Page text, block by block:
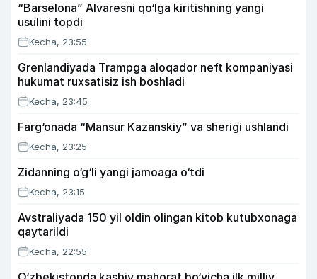
“Barselona” Alvaresni qo‘lga kiritishning yangi
usulini topdi
Kecha, 23:55
Grenlandiyada Trampga aloqador neft kompaniyasi
hukumat ruxsatisiz ish boshladi
Kecha, 23:45
Farg‘onada “Mansur Kazanskiy” va sherigi ushlandi
Kecha, 23:25
Zidanning o‘g‘li yangi jamoaga o‘tdi
Kecha, 23:15
Avstraliyada 150 yil oldin olingan kitob kutubxonaga
qaytarildi
Kecha, 22:55